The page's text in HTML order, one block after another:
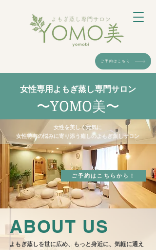
ご予約はこちら
女性専用よもぎ蒸し専門サロン
〜YOMO美〜
女性を美しく元気に
女性特有の悩みに寄り添う癒しのよもぎ蒸しサロン
ご予約はこちらから！
ABOUT US
よもぎ蒸しを世に広め、もっと身近に、気軽に通え